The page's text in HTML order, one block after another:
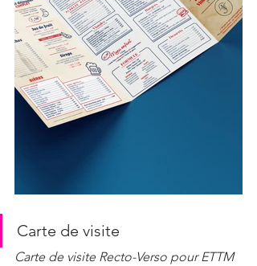
Carte de visite
Carte de visite Recto-Verso pour ETTM